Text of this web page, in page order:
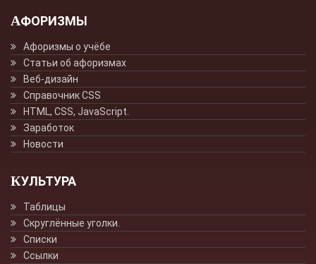
АФОРИЗМЫ
Афоризмы о учёбе
Статьи об афоризмах
Веб-дизайн
Справочник CSS
HTML, CSS, JavaScript.
Заработок
Новости
КУЛЬТУРА
Таблицы
Скруглённые уголки.
Списки
Ссылки